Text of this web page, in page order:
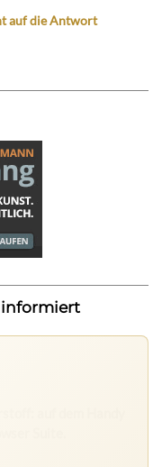
auf die Antwort